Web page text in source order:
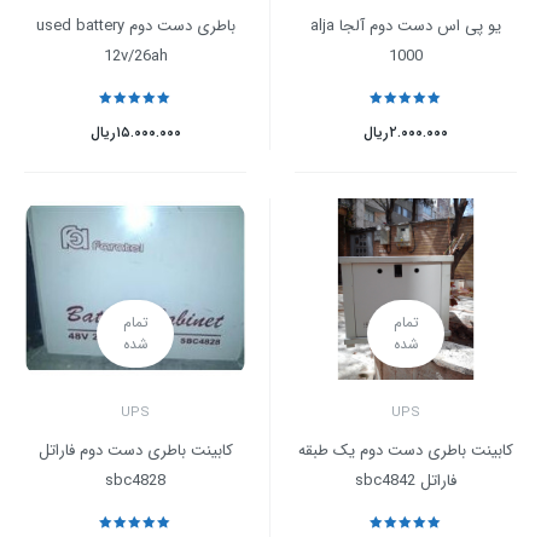
یو پی اس دست دوم آلجا alja
1000
ریال۲.۰۰۰.۰۰۰
باطری دست دوم used battery
12v/26ah
ریال۱۵.۰۰۰.۰۰۰
تمام
شده
UPS
کابینت باطری دست دوم یک طبقه
فاراتل sbc4842
تمام
شده
UPS
کابینت باطری دست دوم فاراتل
sbc4828